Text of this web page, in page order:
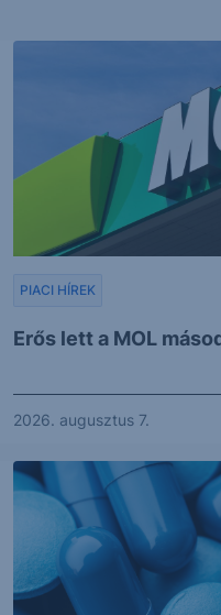
Erős lett a MOL
PIACI HÍREK
2026. augusztus 7.